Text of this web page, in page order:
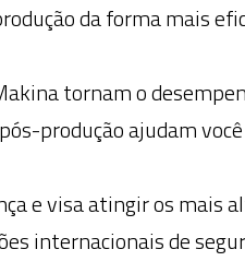
da forma mais
tornam o
produção ajudam
e visa atingir os mais
internacionais de